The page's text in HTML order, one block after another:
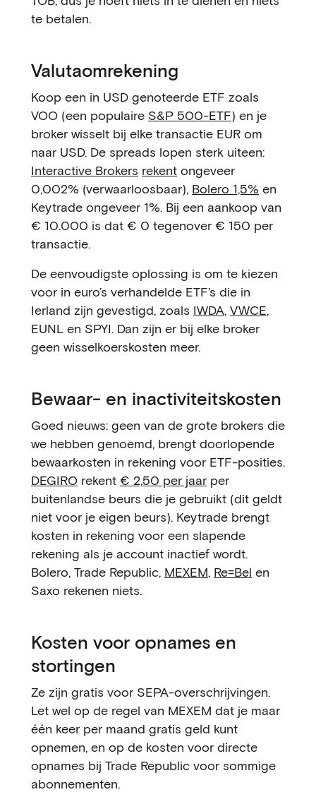
te betalen.
Valutaomrekening
Koop een in USD genoteerde ETF zoals
VOO (een populaire S&P 500-ETF) en je
broker wisselt bij elke transactie EUR om
naar USD. De spreads lopen sterk uiteen:
Interactive Brokers rekent ongeveer
0,002% (verwaarloosbaar), Bolero 1,5% en
Keytrade ongeveer 1%. Bij een aankoop van
€ 10.000 is dat € 0 tegenover € 150 per
transactie.
De eenvoudigste oplossing is om te kiezen
voor in euro’s verhandelde ETF’s die in
Ierland zijn gevestigd, zoals IWDA, VWCE,
EUNL en SPYI. Dan zijn er bij elke broker
geen wisselkoerskosten meer.
Bewaar- en inactiviteitskosten
Goed nieuws: geen van de grote brokers die
we hebben genoemd, brengt doorlopende
bewaarkosten in rekening voor ETF-posities.
DEGIRO rekent € 2,50 per jaar per
buitenlandse beurs die je gebruikt (dit geldt
niet voor je eigen beurs). Keytrade brengt
kosten in rekening voor een slapende
rekening als je account inactief wordt.
Bolero, Trade Republic, MEXEM, Re=Bel en
Saxo rekenen niets.
Kosten voor opnames en
stortingen
Ze zijn gratis voor SEPA-overschrijvingen.
Let wel op de regel van MEXEM dat je maar
één keer per maand gratis geld kunt
opnemen, en op de kosten voor directe
opnames bij Trade Republic voor sommige
abonnementen.